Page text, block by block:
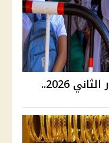
امتحانات الثانوية العامة الدور الثاني 2026..